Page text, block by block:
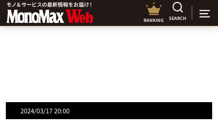
RANKING SEARCH
2024/03/17 20:00